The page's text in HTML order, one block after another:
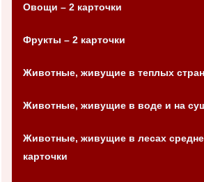
Овощи – 2 карточки
Фрукты – 2 карточки
Животные, живущие в теплых
Животные, живущие в воде и на
Животные, живущие в лесах
карточки